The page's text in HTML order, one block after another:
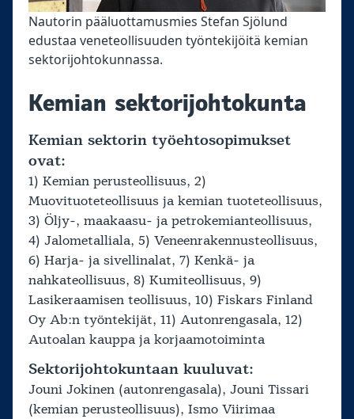
Nautorin pääluottamusmies Stefan Sjölund
edustaa veneteollisuuden työntekijöitä kemian
sektorijohtokunnassa.
Kemian sektorijohtokunta
Kemian sektorin työehtosopimukset
ovat:
1) Kemian perusteollisuus, 2)
Muovituoteteollisuus ja kemian tuoteteollisuus,
3) Öljy-, maakaasu- ja petrokemianteollisuus,
4) Jalometalliala, 5) Veneenrakennusteollisuus,
6) Harja- ja sivellinalat, 7) Kenkä- ja
nahkateollisuus, 8) Kumiteollisuus, 9)
Lasikeraamisen teollisuus, 10) Fiskars Finland
Oy Ab:n työntekijät, 11) Autonrengasala, 12)
Autoalan kauppa ja korjaamotoiminta
Sektorijohtokuntaan kuuluvat:
Jouni Jokinen (autonrengasala), Jouni Tissari
(kemian perusteollisuus), Ismo Viirimaa